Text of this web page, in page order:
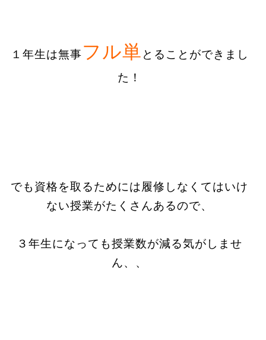
１年生は無事フル単 とることができまし
た！
でも資格を取るためには履修しなくてはいけ
ない授業がたくさんあるので、
３年生になっても授業数が減る気がしませ
ん、、